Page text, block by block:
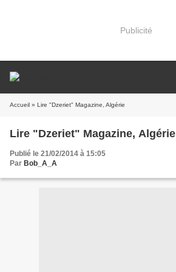
Publicité
Accueil » Lire "Dzeriet" Magazine, Algérie
Lire "Dzeriet" Magazine, Algérie
Publié le 21/02/2014 à 15:05
Par Bob_A_A